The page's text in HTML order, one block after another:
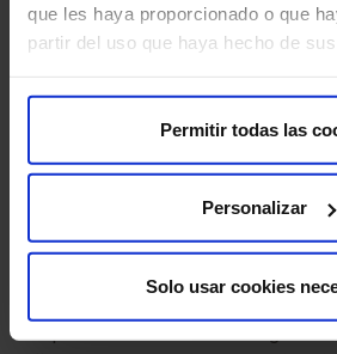
que les haya proporcionado o que
partir del uso que haya hecho de
Permitir todas las
Personalizar
Solo usar cookies
¿Es posible eliminar el dolor por
puede desaparecer por completo,
que no es posible. En esas
reducir su intensidad y mejorar todo
¿Necesito una derivación médica
Unidad del Dolor?